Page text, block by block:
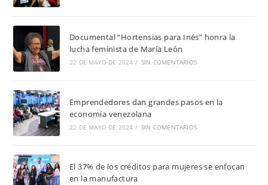
Documental “Hortensias para Inés” honra la
lucha feminista de María León
22 DE MAYO DE 2024 / SIN COMENTARIOS
Emprendedores dan grandes pasos en la
economía venezolana
22 DE MAYO DE 2024 / SIN COMENTARIOS
El 37% de los créditos para mujeres se enfocan
en la manufactura